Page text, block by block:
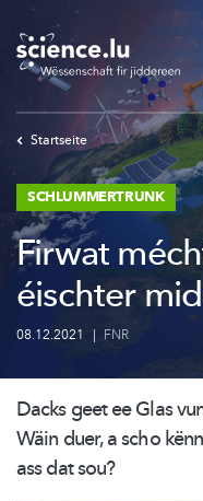
to
main
content
Startseite
SCHLUMMERTRUNK
Firwat
éischter
08.12.2021 | FNR
Dacks geet ee Glas
Wäin duer, a scho
ass dat sou?